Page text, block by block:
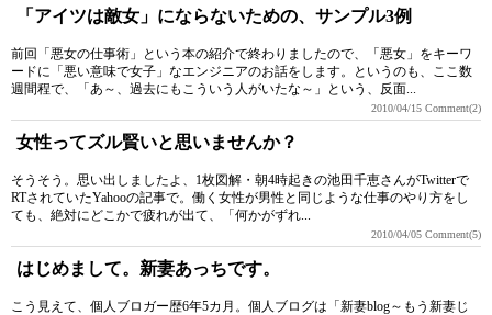
「アイツは敵女」にならないための、サンプル3例
前回「悪女の仕事術」という本の紹介で終わりましたので、「悪女」をキーワ
ードに「悪い意味で女子」なエンジニアのお話をします。というのも、ここ数
週間程で、「あ～、過去にもこういう人がいたな～」という、反面...
2010/04/15 Comment(2)
女性ってズル賢いと思いませんか？
そうそう。思い出しましたよ、1枚図解・朝4時起きの池田千恵さんがTwitterで
RTされていたYahooの記事で。働く女性が男性と同じような仕事のやり方をし
ても、絶対にどこかで疲れが出て、「何かがずれ...
2010/04/05 Comment(5)
はじめまして。新妻あっちです。
こう見えて、個人ブロガー歴6年5カ月。個人ブログは「新妻blog～もう新妻じ